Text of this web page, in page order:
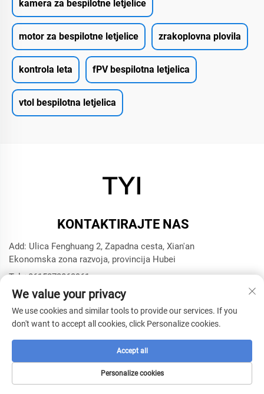
kamera za bespilotne letjelice
motor za bespilotne letjelice zrakoplovna plovila
kontrola leta fPV bespilotna letjelica
vtol bespilotna letjelica
KONTAKTIRAJTE NAS
Add: Ulica Fenghuang 2, Zapadna cesta, Xian'an
Ekonomska zona razvoja, provincija Hubei
Tel:+8615272063961
E-mail:[email protected]
Company -Politika privatnosti
We value your privacy
We use cookies and similar tools to provide our services. If you
don't want to accept all cookies, click Personalize cookies.
Personalize cookies
Accept all